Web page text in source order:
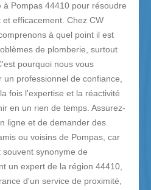
Pompas 44410 pour résoudre
efficacement. Chez CW
à quel point il est
de plomberie, surtout
pourquoi nous vous
un professionnel de confiance,
fois l'expertise et la réactivité
en un rien de temps. Assurez-
ligne et de demander des
ou voisins de Pompas, car
synonyme de
un expert de la région 44410,
d'un service de proximité,